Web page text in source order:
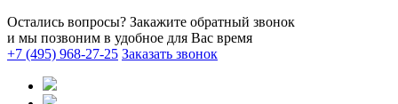
Остались вопросы? Закажите обратный звонок
и мы позвоним в удобное для Вас время
+7 (495) 968-27-25 Заказать звонок